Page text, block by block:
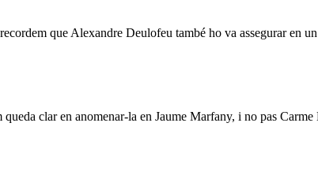
que Alexandre Deulofeu també ho va assegurar en
clar en anomenar-la en Jaume Marfany, i no pas Carme